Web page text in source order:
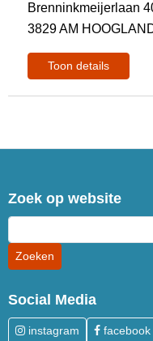
Brenninkmeijerlaan
3829 AM
Toon details
Zoek op website
Social Media
instagram facebook